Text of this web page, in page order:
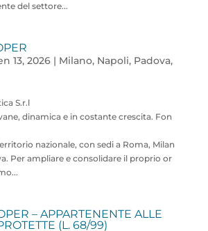
del settore...
13, 2026| Milano, Napoli, Padova,
S.r.l
dinamica e in costante crescita. Fon
nazionale, con sedi a Roma, Milan
Per ampliare e consolidare il proprio or
– APPARTENENTE ALLE
(L. 68/99)